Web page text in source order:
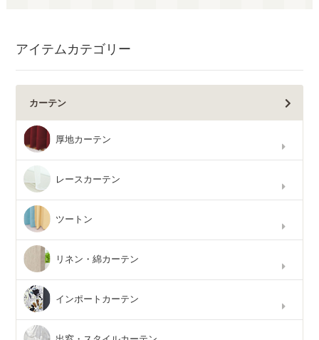
アイテムカテゴリー
カーテン
厚地カーテン
レースカーテン
ツートン
リネン・綿カーテン
インポートカーテン